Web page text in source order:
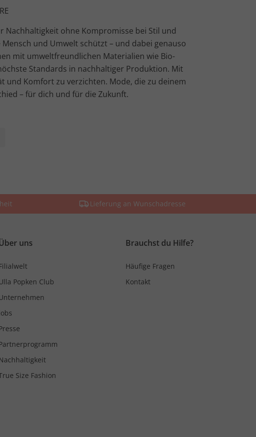
Nachhaltigkeit ohne Kompromisse bei Stil und
und Umwelt schützt – und dabei genauso
mit umweltfreundlichen Materialien wie Bio-
Standards in nachhaltiger Produktion. Mit
und Komfort zu verzichten. Mode, die zu deinem
– für dich und für die Zukunft.
Lieferung an Wunschadresse
uns
Popken Club
Size Fashion
Brauchst du Hilfe?
Häufige Fragen
Kontakt